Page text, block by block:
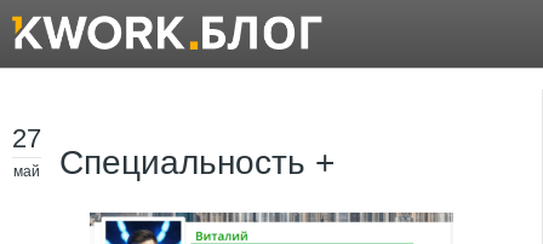
27
май Специальность +